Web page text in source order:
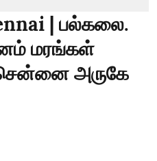
| பல்கலை.
மரங்கள்
அருகே